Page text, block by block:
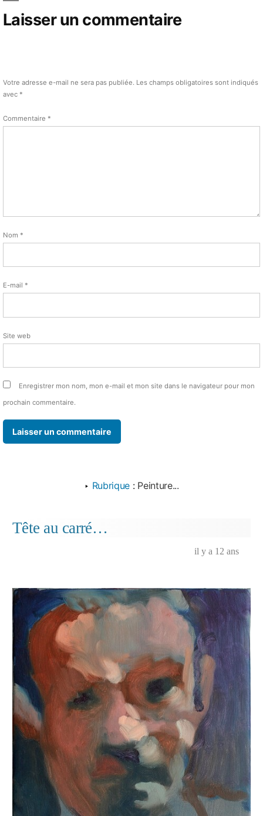
Laisser un commentaire
Votre adresse e-mail ne sera pas publiée. Les champs obligatoires sont indiqués
avec *
Commentaire *
Nom *
E-mail *
Site web
Enregistrer mon nom, mon e-mail et mon site dans le navigateur pour mon
prochain commentaire.
‣ Rubrique : Peinture...
Tête au carré…
il y a 12 ans